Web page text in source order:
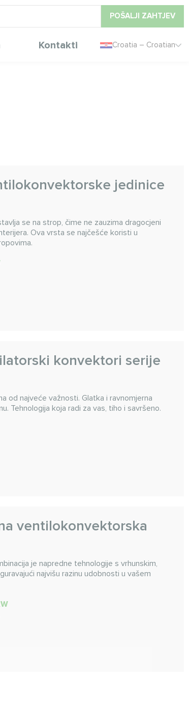
POŠALJI ZAHTJEV
Kontakti Croatia – Croatian
jedinice
se na strop, čime ne zauzima dragocjeni
Ova vrsta se najčešće koristi u
konvektori serije
od najveće važnosti. Glatka i ravnomjerna
Tehnologija koja radi za vas, tiho i savršeno.
ventilokonvektorska
je napredne tehnologije s vrhunskim,
najvišu razinu udobnosti u vašem